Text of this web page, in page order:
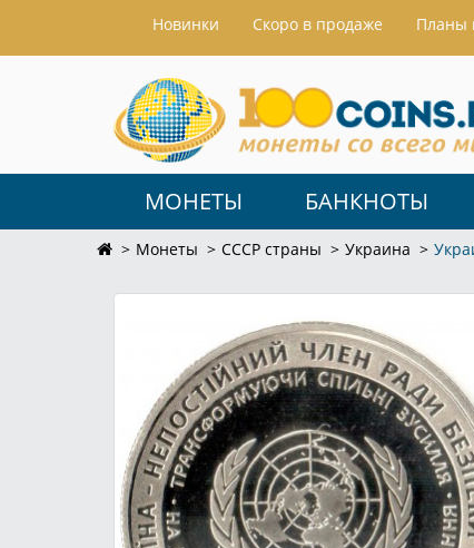
Hовинки Скоро в продаже Планы
МОНЕТЫ БАНКНОТЫ
Монеты СССР страны Украина